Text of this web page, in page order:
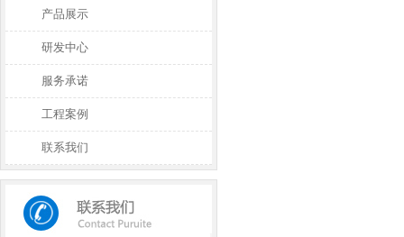
产品展示
研发中心
服务承诺
工程案例
联系我们